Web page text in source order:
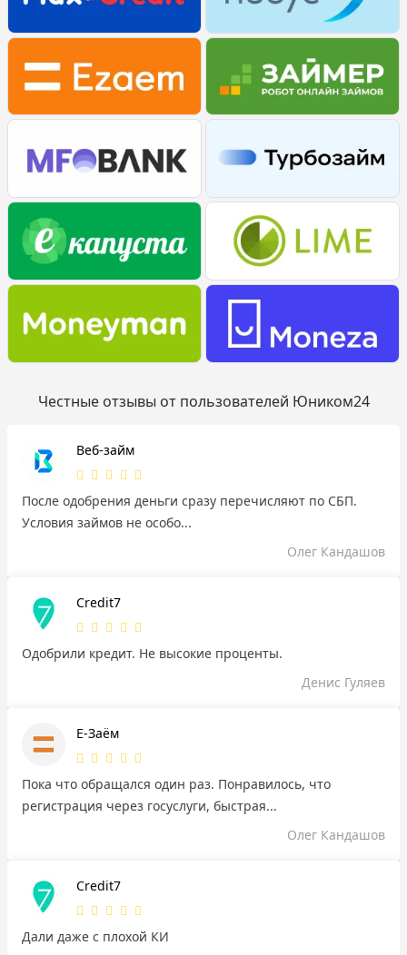
Честные отзывы от пользователей Юником24
Веб-займ
После одобрения деньги сразу перечисляют по СБП.
Условия займов не особо...
Олег Кандашов
Credit7
Одобрили кредит. Не высокие проценты.
Денис Гуляев
Е-Заём
Пока что обращался один раз. Понравилось, что
регистрация через госуслуги, быстрая...
Олег Кандашов
Credit7
Дали даже с плохой КИ